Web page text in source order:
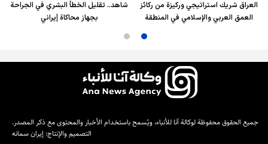
العراق شريك استراتيجي وركيزة من ركائز
العمق العربي والإسلامي في المنطقة
شاهد.. تقليل الخطأ البشري في الجراحة
بجهاز محاكاة إيراني
جميع الحقوق محفوظة لوكالة آنا للأنباء، ويُسمح باستخدام الأخبار والمحتوى مع ذكر المصدر.
التصميم والإنتاج: إيران سمانه